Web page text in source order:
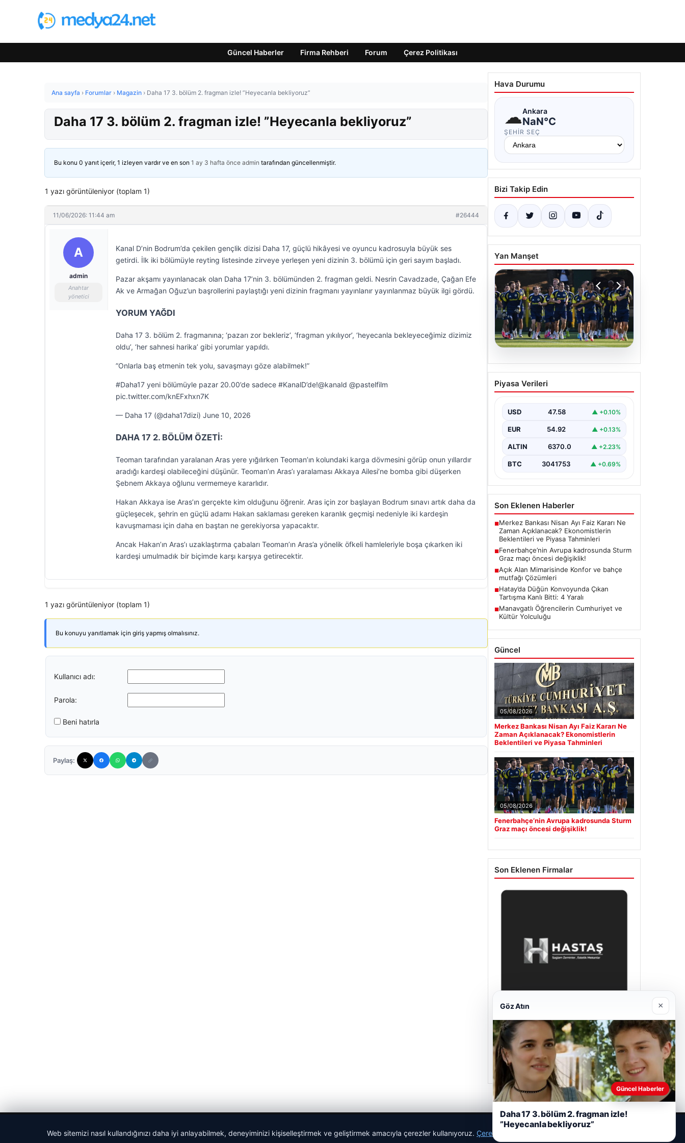
Güncel Haberler Firma Rehberi Forum Çerez Politikası
Ana sayfa › Forumlar › Magazin › Daha 17 3. bölüm 2. fragman izle! ”Heyecanla bekliyoruz”
Daha 17 3. bölüm 2. fragman izle! ”Heyecanla bekliyoruz”
Bu konu 0 yanıt içerir, 1 izleyen vardır ve en son 1 ay 3 hafta önce admin tarafından güncellenmiştir.
1 yazı görüntüleniyor (toplam 1)
11/06/2026: 11:44 am #26444
A
admin
Anahtar
yönetici
Kanal D’nin Bodrum’da çekilen gençlik dizisi Daha 17, güçlü hikâyesi ve oyuncu kadrosuyla büyük ses
getirdi. İlk iki bölümüyle reyting listesinde zirveye yerleşen yeni dizinin 3. bölümü için geri sayım başladı.
Pazar akşamı yayınlanacak olan Daha 17’nin 3. bölümünden 2. fragman geldi. Nesrin Cavadzade, Çağan Efe
Ak ve Armağan Oğuz’un başrollerini paylaştığı yeni dizinin fragmanı yayınlanır yayınlanmaz büyük ilgi gördü.
YORUM YAĞDI
Daha 17 3. bölüm 2. fragmanına; ‘pazarı zor bekleriz’, ‘fragman yıkılıyor’, ‘heyecanla bekleyeceğimiz dizimiz
oldu’, ‘her sahnesi harika’ gibi yorumlar yapıldı.
”Onlarla baş etmenin tek yolu, savaşmayı göze alabilmek!”
#Daha17 yeni bölümüyle pazar 20.00’de sadece #KanalD’de!@kanald @pastelfilm
pic.twitter.com/knEFxhxn7K
— Daha 17 (@daha17dizi) June 10, 2026
DAHA 17 2. BÖLÜM ÖZETİ:
Teoman tarafından yaralanan Aras yere yığılırken Teoman’ın kolundaki karga dövmesini görüp onun yıllardır
aradığı kardeşi olabileceğini düşünür. Teoman’ın Aras’ı yaralaması Akkaya Ailesi’ne bomba gibi düşerken
Şebnem Akkaya oğlunu vermemeye kararlıdır.
Hakan Akkaya ise Aras’ın gerçekte kim olduğunu öğrenir. Aras için zor başlayan Bodrum sınavı artık daha da
güçleşecek, şehrin en güçlü adamı Hakan saklaması gereken karanlık geçmişi nedeniyle iki kardeşin
kavuşmaması için daha en baştan ne gerekiyorsa yapacaktır.
Ancak Hakan’ın Aras’ı uzaklaştırma çabaları Teoman’ın Aras’a yönelik öfkeli hamleleriyle boşa çıkarken iki
kardeşi umulmadık bir biçimde karşı karşıya getirecektir.
1 yazı görüntüleniyor (toplam 1)
Bu konuyu yanıtlamak için giriş yapmış olmalısınız.
Kullanıcı adı:
Parola:
Beni hatırla
Paylaş:
Hava Durumu
☁Ankara
NaN°C
ŞEHIR SEÇ
Bizi Takip Edin
Yan Manşet
05.08.2026
Fenerbahçe’nin Avrupa
kadrosunda Sturm Graz
Piyasa Verileri
USD 47.58 ▲ +0.10%
EUR 54.92 ▲ +0.13%
ALTIN 6370.0 ▲ +2.23%
BTC 3041753 ▲ +0.69%
Son Eklenen Haberler
■Merkez Bankası Nisan Ayı Faiz Kararı Ne
Zaman Açıklanacak? Ekonomistlerin
Beklentileri ve Piyasa Tahminleri
■Fenerbahçe’nin Avrupa kadrosunda Sturm
Graz maçı öncesi değişiklik!
■Açık Alan Mimarisinde Konfor ve bahçe
mutfağı Çözümleri
■Hatay’da Düğün Konvoyunda Çıkan
Tartışma Kanlı Bitti: 4 Yaralı
■Manavgatlı Öğrencilerin Cumhuriyet ve
Kültür Yolculuğu
Güncel
05/08/2026
Merkez Bankası Nisan Ayı Faiz Kararı Ne
Zaman Açıklanacak? Ekonomistlerin
Beklentileri ve Piyasa Tahminleri
05/08/2026
Fenerbahçe’nin Avrupa kadrosunda Sturm
Graz maçı öncesi değişiklik!
Son Eklenen Firmalar
Hastaş Beton
26/05/2026
Web sitemizi nasıl kullandığınızı daha iyi anlayabilmek, deneyiminizi kişiselleştirmek ve geliştirmek amacıyla çerezler kullanıyoruz. Çerez Politikamız
Göz Atın ×
Güncel Haberler
Daha 17 3. bölüm 2. fragman izle!
”Heyecanla bekliyoruz”